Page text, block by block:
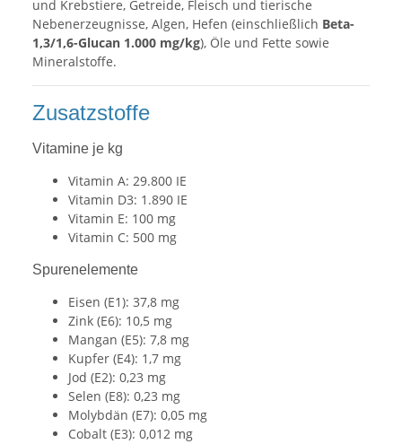
und Krebstiere, Getreide, Fleisch und tierische
Nebenerzeugnisse, Algen, Hefen (einschließlich Beta-
1,3/1,6-Glucan 1.000 mg/kg), Öle und Fette sowie
Mineralstoffe.
Zusatzstoffe
Vitamine je kg
Vitamin A: 29.800 IE
Vitamin D3: 1.890 IE
Vitamin E: 100 mg
Vitamin C: 500 mg
Spurenelemente
Eisen (E1): 37,8 mg
Zink (E6): 10,5 mg
Mangan (E5): 7,8 mg
Kupfer (E4): 1,7 mg
Jod (E2): 0,23 mg
Selen (E8): 0,23 mg
Molybdän (E7): 0,05 mg
Cobalt (E3): 0,012 mg